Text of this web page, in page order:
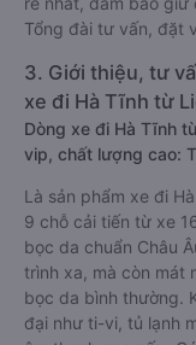
động từ 300000
Thảo có giá vé rẻ
Chiểu - Đà Nẵng Hà
rẻ nhất, đảm bảo
Tổng đài tư vấn, đặt
3. Giới thiệu, tư
xe đi Hà Tĩnh từ
Dòng xe đi Hà Tĩnh
vip, chất lượng cao:
Là sản phẩm xe đi
9 chỗ cải tiến từ xe
bọc da chuẩn Châu